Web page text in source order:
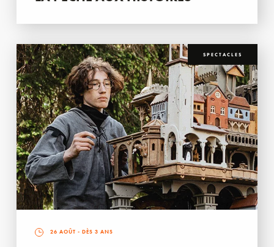
SPECTACLES
26 AOÛT - DÈS 3 ANS